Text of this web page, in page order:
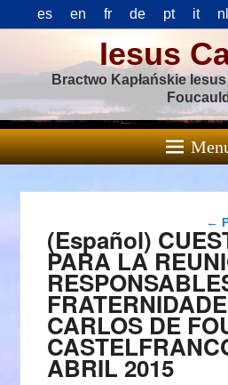
es en fr de pt it nl
Iesus
Bractwo Kapłańskie
←
(Español)
PARA LA
CARLOS DE
ABRIL 2015